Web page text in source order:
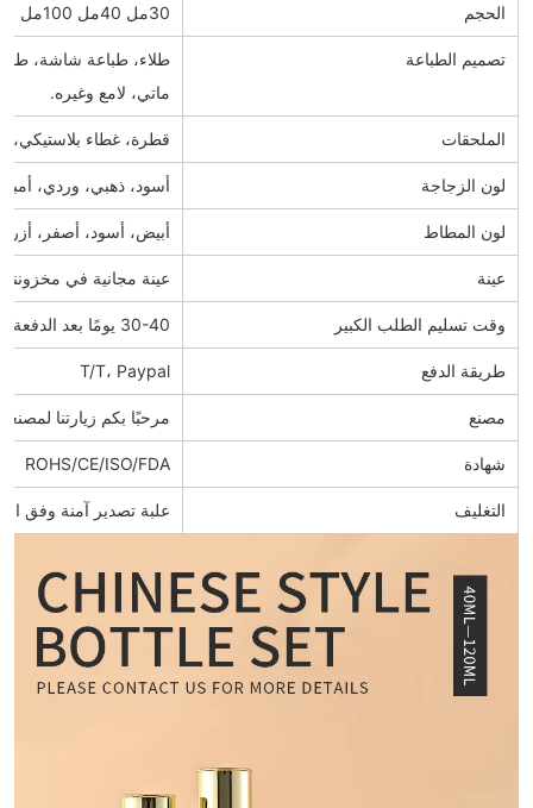
الحجم 30مل 40مل 100مل 120مل 30ج 50ج
تصميم الطباعة
طلاء، طباعة شاشة،
ماتي، لامع وغيره.
الملحقات قطرة، غطاء بلاستيكي،
لون الزجاجة أسود، ذهبي، وردي،
لون المطاط أبيض، أسود، أصفر،
عينة عينة مجانية في
وقت تسليم الطلب الكبير 30-40 يومًا بعد الدفعة الأولى
طريقة الدفع T/T، Paypal
مصنع مرحبًا بكم زيارتنا
شهادة ROHS/CE/ISO/FDA
التغليف علبة تصدير آمنة وفق